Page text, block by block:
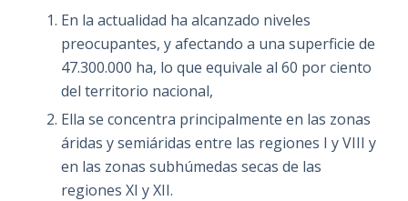
En la actualidad ha alcanzado niveles
preocupantes, y afectando a una superficie de
47.300.000 ha, lo que equivale al 60 por ciento
del territorio nacional,
Ella se concentra principalmente en las zonas
áridas y semiáridas entre las regiones I y VIII y
en las zonas subhúmedas secas de las
regiones XI y XII.